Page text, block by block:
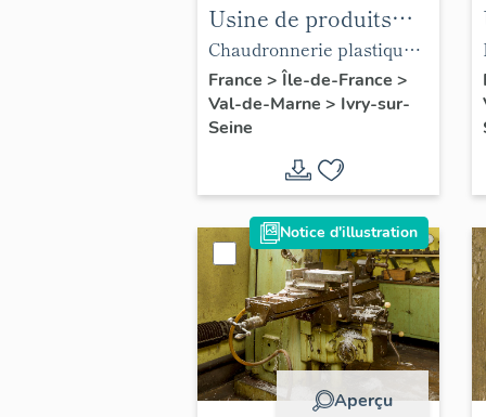
Usine de produits
chimiques Poulenc
Frères, puis usine
d'engrais de la
Société Française du
Lysol, puis usine de
chaudronnerie et
usine d'articles en
matière plastique
(usine d'enceintes de
confinement)
Ateliers de
Technochimie
Chaudronnerie plastique.
Scie à ruban.
France > Île-de-France >
Val-de-Marne > Ivry-sur-
Seine
Notice d'illustration
Aperçu